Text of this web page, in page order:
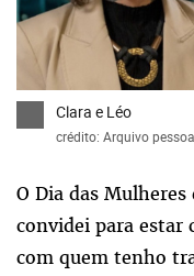
Clara e Léo
crédito: Arquivo
O Dia das
convidei para estar
com quem tenho